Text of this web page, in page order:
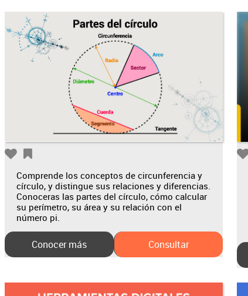
Comprende los conceptos de circunferencia y
círculo, y distingue sus relaciones y diferencias.
Conoceras las partes del círculo, cómo calcular
su perímetro, su área y su relación con el
número pi.
Conocer más Consultar